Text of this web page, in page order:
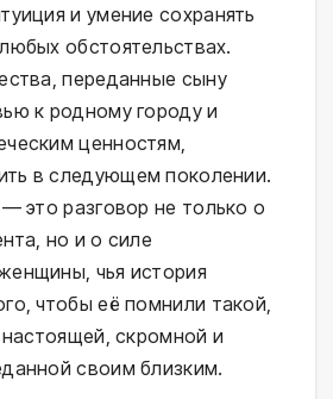
и умение сохранять
обстоятельствах.
переданные сыну
к родному городу и
ценностям,
в следующем поколении.
это разговор не только о
но и о силе
чья история
чтобы её помнили такой,
настоящей, скромной и
своим близким.